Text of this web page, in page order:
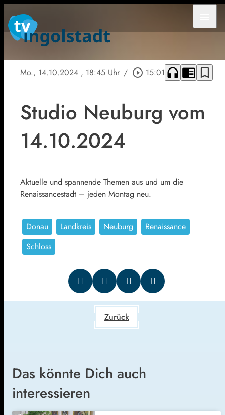
Mo., 14.10.2024 , 18:45 Uhr / play_circle_outline 15:01 headphones chrome_reader_mode bookmark_border
Studio Neuburg vom
14.10.2024
Aktuelle und spannende Themen aus und um die
Renaissancestadt – jeden Montag neu.
Donau Landkreis Neuburg
Renaissance
Schloss
Zurück
Das könnte Dich auch
interessieren